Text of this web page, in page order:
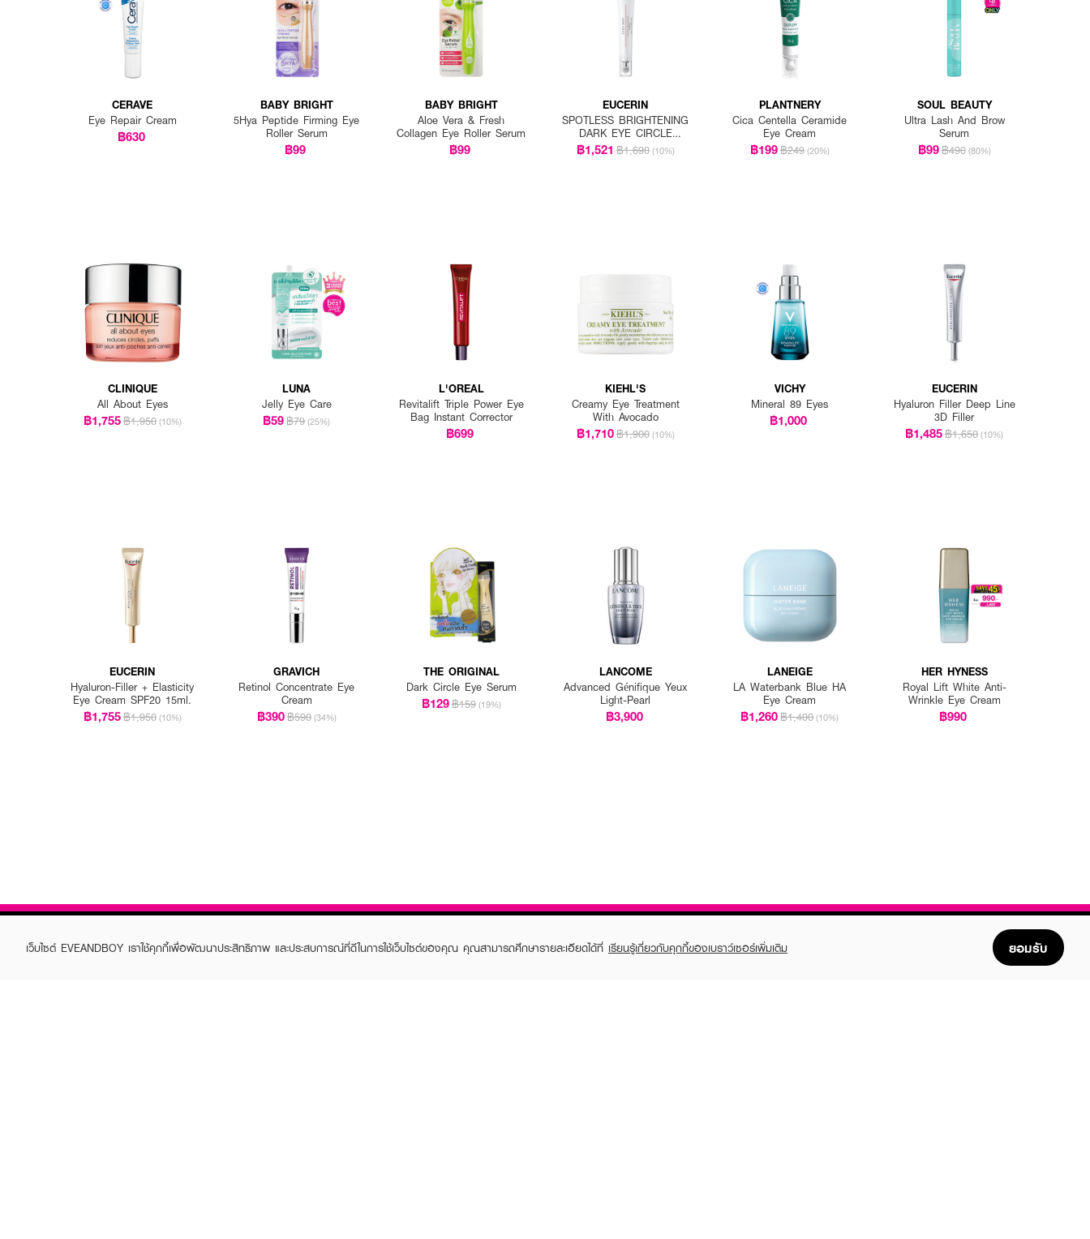
CERAVE
Eye Repair Cream
฿630
BABY BRIGHT
5Hya Peptide Firming Eye
Roller Serum
฿99
BABY BRIGHT
Aloe Vera & Fresh
Collagen Eye Roller Serum
฿99
EUCERIN
SPOTLESS BRIGHTENING
DARK EYE CIRCLE
CORRECTOR
฿1,521 ฿1,690 (10%)
PLANTNERY
Cica Centella Ceramide
Eye Cream
฿199฿249 (20%)
SOUL BEAUTY
Ultra Lash And Brow
Serum
฿99฿490 (80%)
CLINIQUE
All About Eyes
฿1,755฿1,950 (10%)
LUNA
Jelly Eye Care
฿59฿79 (25%)
L'OREAL
Revitalift Triple Power Eye
Bag Instant Corrector
฿699
KIEHL'S
Creamy Eye Treatment
With Avocado
฿1,710฿1,900 (10%)
VICHY
Mineral 89 Eyes
฿1,000
EUCERIN
Hyaluron Filler Deep Line
3D Filler
฿1,485฿1,650 (10%)
EUCERIN
Hyaluron-Filler + Elasticity
Eye Cream SPF20 15ml.
฿1,755฿1,950 (10%)
GRAVICH
Retinol Concentrate Eye
Cream
฿390฿590 (34%)
THE ORIGINAL
Dark Circle Eye Serum
฿129฿159 (19%)
LANCOME
Advanced Génifique Yeux
Light-Pearl
฿3,900
LANEIGE
LA Waterbank Blue HA
Eye Cream
฿1,260฿1,400 (10%)
HER HYNESS
Royal Lift White Anti-
Wrinkle Eye Cream
฿990
เว็บไซต์ EVEANDBOY เราใช้คุกกี้เพื่อพัฒนาประสิทธิภาพ และประสบการณ์ที่ดีในการใช้เว็บไซต์ของคุณ คุณสามารถศึกษารายละเอียดได้ที่ เรียนรู้เกี่ยวกับคุกกี้ของเบราว์เซอร์เพิ่มเติม ยอมรับ